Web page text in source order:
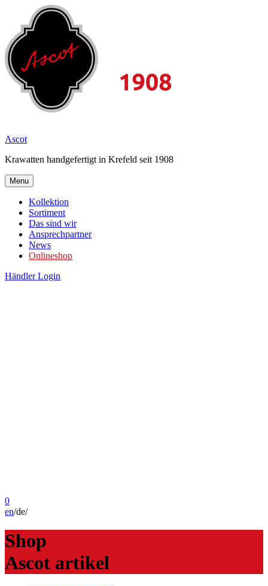
content
Ascot
Krawatten handgefertigt in Krefeld seit 1908
Menu
Kollektion
Sortiment
Das sind wir
Ansprechpartner
News
Onlineshop
Händler Login
0
en/de/
Shop
Ascot artikel